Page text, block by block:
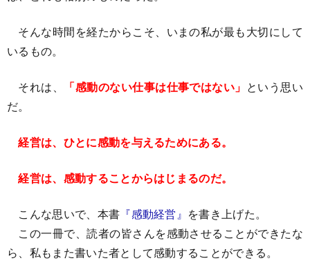
そんな時間を経たからこそ、いまの私が最も大切にして
いるもの。
それは、 「感動のない仕事は仕事ではない」 という思い
だ。
経営は、ひとに感動を与えるためにある。
経営は、感動することからはじまるのだ。
こんな思いで、本書 『感動経営』 を書き上げた。
この一冊で、読者の皆さんを感動させることができたな
ら、私もまた書いた者として感動することができる。